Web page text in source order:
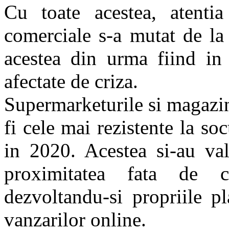
Cu toate acestea,
comerciale s-a mutat de
acestea din urma fiind in
afectate de criza.
Supermarketurile si
fi cele mai rezistente la
in 2020. Acestea si-au
proximitatea fata de
dezvoltandu-si propriile
vanzarilor online.